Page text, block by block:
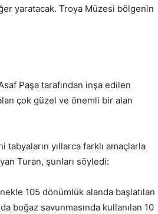
yaratacak. Troya Müzesi bölgenin
Paşa tarafından inşa edilen
alan çok güzel ve önemli bir alan
tabyaların yıllarca farklı amaçlarla
Turan, şunları söyledi:
105 dönümlük alanda başlatılan
boğaz savunmasında kullanılan 10